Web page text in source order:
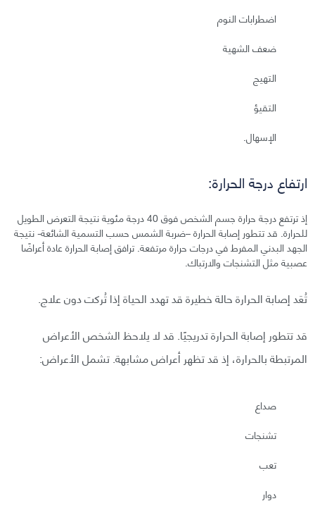
اضطرابات النوم
ضعف الشهية
التهيج
التقيؤ
الإسهال.
ارتفاع درجة الحرارة:
إذ ترتفع درجة حرارة جسم الشخص فوق 40 درجة مئوية نتيجة التعرض الطويل
للحرارة. قد تتطور إصابة الحرارة –ضربة الشمس حسب التسمية الشائعة- نتيجة
الجهد البدني المفرط في درجات حرارة مرتفعة. ترافق إصابة الحرارة عادة أعراضًا
عصبية مثل التشنجات والارتباك.
تُعَد إصابة الحرارة حالة خطيرة قد تهدد الحياة إذا تُركت دون علاج.
قد تتطور إصابة الحرارة تدريجيًا. قد لا يلاحظ الشخص الأعراض
المرتبطة بالحرارة، إذ قد تظهر أعراض مشابهة. تشمل الأعراض:
صداع
تشنجات
تعب
دوار